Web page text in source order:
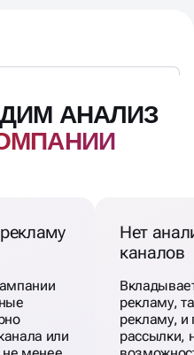
АНАЛИЗ
или
Нет
каналов
рекламу,
рекламу, и
рассылки,